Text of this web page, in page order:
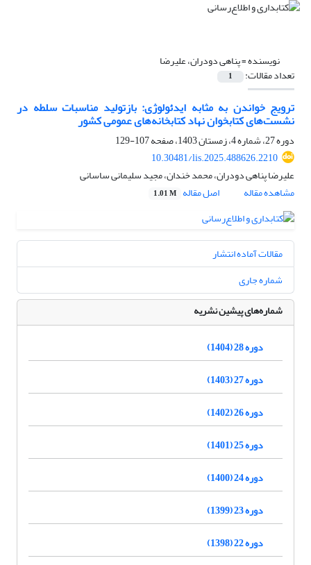
نویسنده =پناهی دودران، علیرضا
تعداد مقالات: 1
ترویج خواندن به‌ مثابه ایدئولوژی: بازتولید مناسبات سلطه در
نشست‌های کتابخوان نهاد کتابخانه‌های عمومی کشور
دوره 27، شماره 4، زمستان 1403، صفحه
107-129
10.30481/lis.2025.488626.2210
علیرضا پناهی دودران، محمد خندان، مجید سلیمانی ساسانی
مشاهده مقاله
اصل مقاله 1.01 M
مقالات آماده انتشار
شماره جاری
شماره‌های پیشین نشریه
دوره 28 (1404)
دوره 27 (1403)
دوره 26 (1402)
دوره 25 (1401)
دوره 24 (1400)
دوره 23 (1399)
دوره 22 (1398)